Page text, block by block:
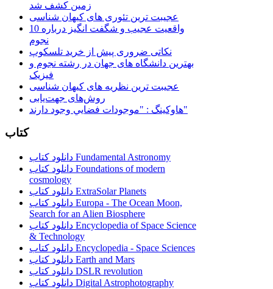
زمین کشف شد
عجیبت ترین تئوری های کیهان شناسی
10 واقعیت عجیب و شگفت انگیز درباره
نجوم
نکاتی ضروری پیش از خرید تلسکوپ
بهترین دانشگاه های جهان در رشته نجوم و
فیزیک
عجیبت ترین نظریه های کیهان شناسی
روش‌های جهت‌یابی
هاوكينگ : "موجودات فضايي وجود دارند"
کتاب
دانلود کتاب Fundamental Astronomy
دانلود کتاب Foundations of modern
cosmology
دانلود کتاب ExtraSolar Planets
دانلود کتاب Europa - The Ocean Moon,
Search for an Alien Biosphere
دانلود کتاب Encyclopedia of Space Science
& Technology
دانلود کتاب Encyclopedia - Space Sciences
دانلود کتاب Earth and Mars
دانلود کتاب DSLR revolution
دانلود کتاب Digital Astrophotography